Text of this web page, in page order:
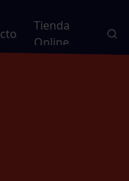
Tienda
Online